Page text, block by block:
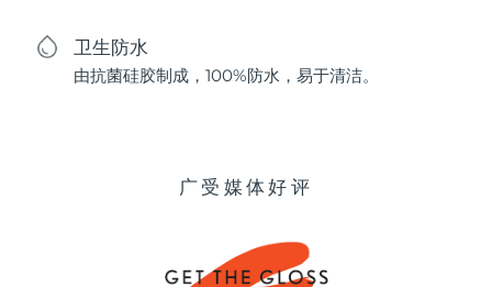
卫生防水
由抗菌硅胶制成，100%防水，易于清洁。
广受媒体好评